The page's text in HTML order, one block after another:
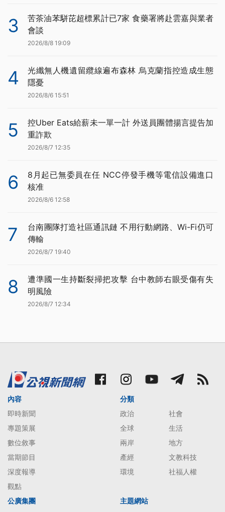
3
苦茶油苯駢芘超標累計已7家 食藥署將赴雲嘉與業者
會談
2026/8/8 19:09
4
光纖無人機遺留纜線遍布森林 烏克蘭指控造成生態
隱憂
2026/8/6 15:51
5
控Uber Eats給薪未一單一計 外送員團體揚言提告加
重詐欺
2026/8/7 12:35
6
8月起已無委員在任 NCC停發手機等電信設備進口
核准
2026/8/6 12:58
7
台南團隊打造社區通訊鏈 不用行動網路、Wi-Fi仍可
傳輸
2026/8/7 19:40
8
遭準國一生持斷裂掃把攻擊 台中教師右眼受傷有失
明風險
2026/8/7 12:34
內容
即時新聞
專題策展
數位敘事
當期節目
深度報導
觀點
分類
政治
社會
全球
生活
兩岸
地方
產經
文教科技
環境
社福人權
公廣集團
主題網站